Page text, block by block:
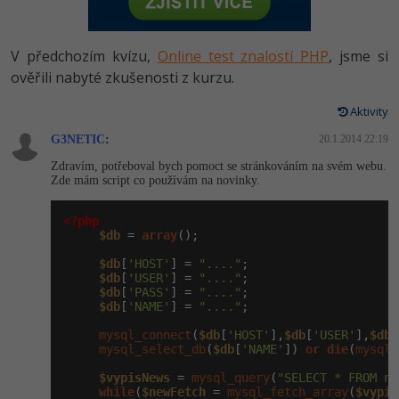
HTML5, CSS3, Bootstrap, SEO
SQL a databáze
UML a návrhové vzory
React
Spring
ASP.NET MVC
Django
PHP
JavaScript
HTML / CSS
UML a návrhové vzory
MySQL/MariaDB
MS-SQL
SQLite
Vývojář mobilních aplikací
Specialista na AI a bigdata
Webdesigner
Tester
Systémový administrátor
Grafik / UX/UI návrhář
3D grafik
Projektový manažer
Databázový analytik
-80%
JavaScript -80%
C++
Swift -80%
Kotlin
-80%
VB.NET
SQL
Návrh SW -80%
V předchozím kvízu, Online test znalostí PHP, jsme si
ověřili nabyté zkušenosti z kurzu.
Aktivity
G3NETIC: 20.1.2014 22:19
Zdravím, potřeboval bych pomoct se stránkováním na svém webu.
Zde mám script co používám na novinky.
<?php
$db = array();
$db [ 'HOST' ] = "...." ;
$db [ 'USER' ] = "...." ;
$db [ 'PASS' ] = "...." ;
$db [ 'NAME' ] = "...." ;
mysql_connect ($db [ 'HOST' ], $db [ 'USER' ], $db
mysql_select_db($db [ 'NAME' ]) or die(
$vypisNews = mysql_query( "SELECT * FROM
while($newFetch = mysql_fetch_array(